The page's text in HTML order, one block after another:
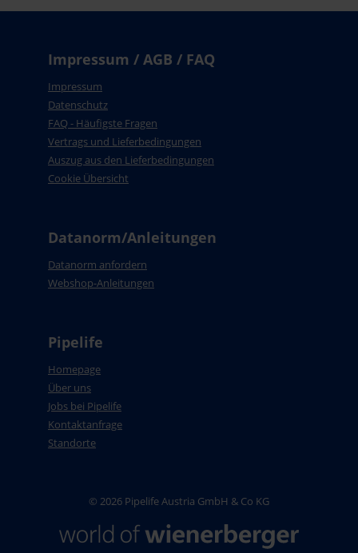
Impressum / AGB / FAQ
Impressum
Datenschutz
FAQ - Häufigste Fragen
Vertrags und Lieferbedingungen
Auszug aus den Lieferbedingungen
Cookie Übersicht
Datanorm/Anleitungen
Datanorm anfordern
Webshop-Anleitungen
Pipelife
Homepage
Über uns
Jobs bei Pipelife
Kontaktanfrage
Standorte
© 2026 Pipelife Austria GmbH & Co KG